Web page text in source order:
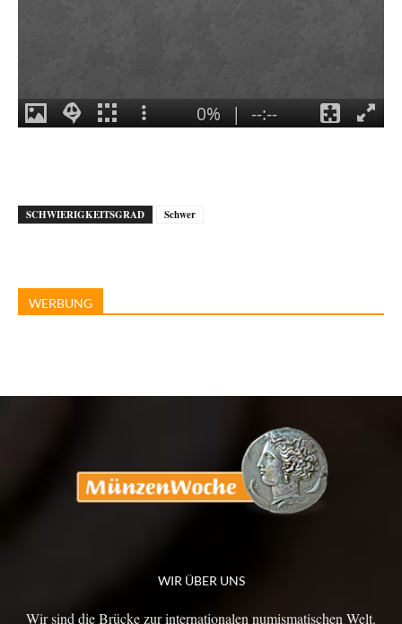
SCHWIERIGKEITSGRAD Schwer
WERBUNG
WIR ÜBER UNS
Wir sind die Brücke zur internationalen numismatischen Welt.